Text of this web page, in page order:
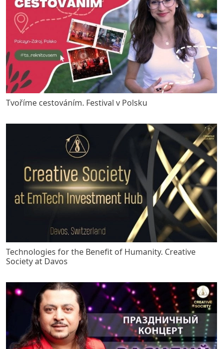
Tvoříme cestováním. Festival v Polsku
Technologies for the Benefit of Humanity. Creative
Society at Davos